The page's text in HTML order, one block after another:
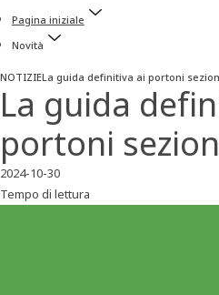
Pagina iniziale
Novità
NOTIZIELa guida definitiva ai portoni
La guida
portoni
2024-10-30
Tempo di lettura